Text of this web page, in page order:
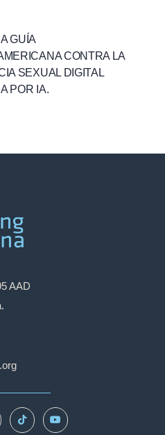
GUÍA
CONTRA LA
SEXUAL DIGITAL
POR IA.
AAD